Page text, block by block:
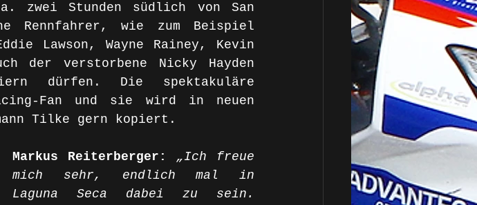
zwei Stunden südlich von San
Rennfahrer, wie zum Beispiel
Lawson, Wayne Rainey, Kevin
der verstorbene Nicky Hayden
dürfen. Die spektakuläre
Fan und sie wird in neuen
Tilke gern kopiert.
Markus Reiterberger:
„Ich freue
mich sehr, endlich mal in
Laguna Seca dabei zu sein.